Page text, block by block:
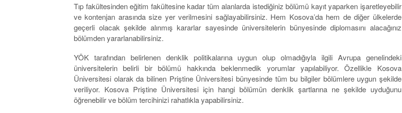
Tıp fakültesinden eğitim fakültesine kadar tüm alanlarda istediğiniz bölümü kayıt yaparken işaretleyebilir
ve kontenjan arasında size yer verilmesini sağlayabilirsiniz. Hem Kosova’da hem de diğer ülkelerde
geçerli olacak şekilde alınmış kararlar sayesinde üniversitelerin bünyesinde diplomasını alacağınız
bölümden yararlanabilirsiniz.
YÖK tarafından belirlenen denklik politikalarına uygun olup olmadığıyla ilgili Avrupa genelindeki
üniversitelerin belirli bir bölümü hakkında beklenmedik yorumlar yapılabiliyor. Özellikle Kosova
Üniversitesi olarak da bilinen Priştine Üniversitesi bünyesinde tüm bu bilgiler bölümlere uygun şekilde
veriliyor. Kosova Priştine Üniversitesi için hangi bölümün denklik şartlarına ne şekilde uyduğunu
öğrenebilir ve bölüm tercihinizi rahatlıkla yapabilirsiniz.